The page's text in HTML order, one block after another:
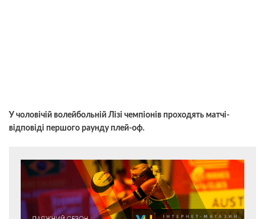
У чоловічій волейбольній Лізі чемпіонів проходять матчі-
відповіді першого раунду плей-оф.